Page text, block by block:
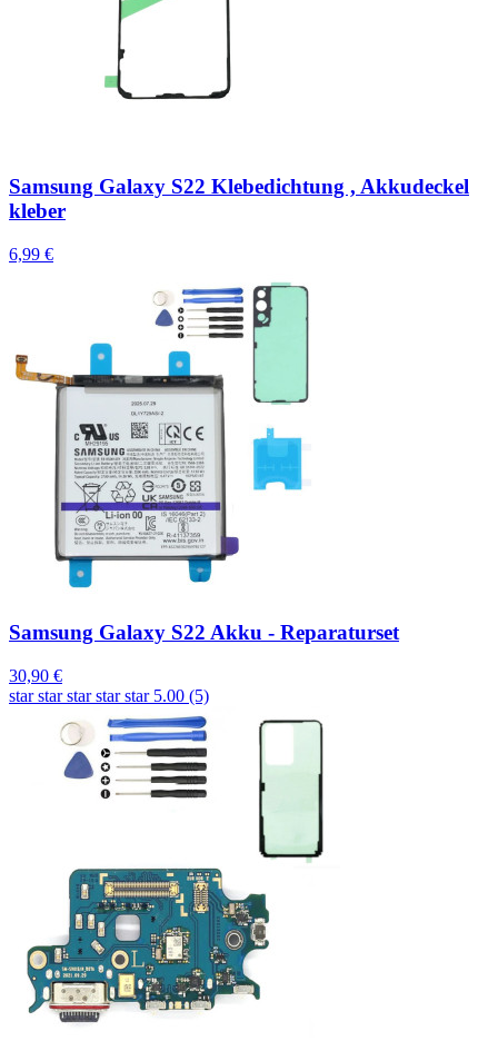
Samsung Galaxy S22 Klebedichtung , Akkudeckel
kleber
6,99 €
Samsung Galaxy S22 Akku - Reparaturset
30,90 €
star star star star star 5.00 (5)